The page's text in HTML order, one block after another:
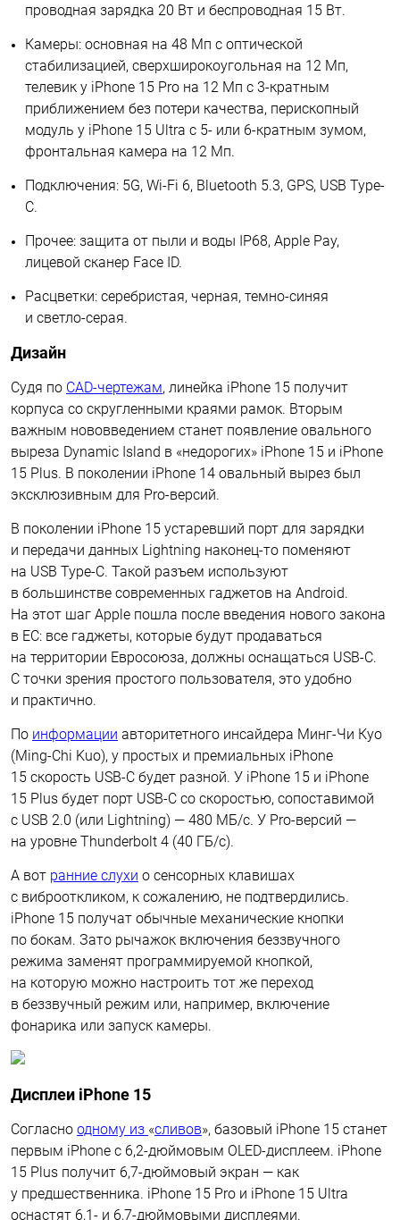
проводная зарядка 20 Вт и беспроводная 15 Вт.
Камеры: основная на 48 Мп с оптической
стабилизацией, сверхширокоугольная на 12 Мп,
телевик у iPhone 15 Pro на 12 Мп с 3-кратным
приближением без потери качества, перископный
модуль у iPhone 15 Ultra с 5- или 6-кратным зумом,
фронтальная камера на 12 Мп.
Подключения: 5G, Wi-Fi 6, Bluetooth 5.3, GPS, USB Type-
C.
Прочее: защита от пыли и воды IP68, Apple Pay,
лицевой сканер Face ID.
Расцветки: серебристая, черная, темно-синяя
и светло-серая.
Дизайн
Судя по CAD-чертежам, линейка iPhone 15 получит
корпуса со скругленными краями рамок. Вторым
важным нововведением станет появление овального
выреза Dynamic Island в «недорогих» iPhone 15 и iPhone
15 Plus. В поколении iPhone 14 овальный вырез был
эксклюзивным для Pro-версий.
В поколении iPhone 15 устаревший порт для зарядки
и передачи данных Lightning наконец-то поменяют
на USB Type-C. Такой разъем используют
в большинстве современных гаджетов на Android.
На этот шаг Apple пошла после введения нового закона
в ЕС: все гаджеты, которые будут продаваться
на территории Евросоюза, должны оснащаться USB-C.
С точки зрения простого пользователя, это удобно
и практично.
По информации авторитетного инсайдера Минг-Чи Куо
(Ming-Chi Kuo), у простых и премиальных iPhone
15 скорость USB-C будет разной. У iPhone 15 и iPhone
15 Plus будет порт USB-C со скоростью, сопоставимой
с USB 2.0 (или Lightning) — 480 МБ/с. У Pro-версий —
на уровне Thunderbolt 4 (40 ГБ/с).
А вот ранние слухи о сенсорных клавишах
с виброоткликом, к сожалению, не подтвердились.
iPhone 15 получат обычные механические кнопки
по бокам. Зато рычажок включения беззвучного
режима заменят программируемой кнопкой,
на которую можно настроить тот же переход
в беззвучный режим или, например, включение
фонарика или запуск камеры.
Дисплеи iPhone 15
Согласно одному из «сливов», базовый iPhone 15 станет
первым iPhone с 6,2-дюймовым OLED-дисплеем. iPhone
15 Plus получит 6,7-дюймовый экран — как
у предшественника. iPhone 15 Pro и iPhone 15 Ultra
оснастят 6,1- и 6,7-дюймовыми дисплеями.